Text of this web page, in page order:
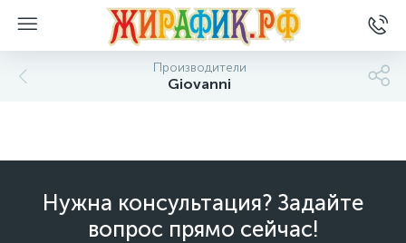
Производители
Giovanni
Нужна консультация? Задайте
вопрос прямо сейчас!